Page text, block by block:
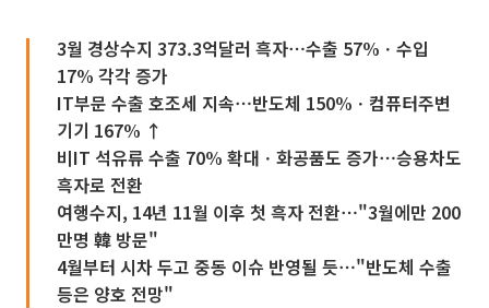
3월 경상수지 373.3억달러 흑자⋯수출 57%ㆍ수입
17% 각각 증가
IT부문 수출 호조세 지속⋯반도체 150%ㆍ컴퓨터주변
기기 167% ↑
비IT 석유류 수출 70% 확대ㆍ화공품도 증가⋯승용차도
흑자로 전환
여행수지, 14년 11월 이후 첫 흑자 전환⋯"3월에만 200
만명 韓 방문"
4월부터 시차 두고 중동 이슈 반영될 듯⋯"반도체 수출
등은 양호 전망"